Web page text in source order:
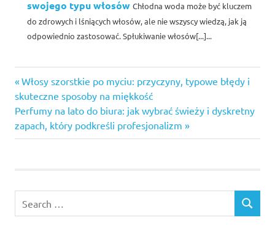
swojego typu włosów Chłodna woda może być kluczem
do zdrowych i lśniących włosów, ale nie wszyscy wiedzą, jak ją
odpowiednio zastosować. Spłukiwanie włosów[...]...
Nawigacja
wpisu
Previous
Post:
Włosy szorstkie po myciu: przyczyny, typowe błędy i
skuteczne sposoby na miękkość
Next
Post:
Perfumy na lato do biura: jak wybrać świeży i dyskretny
zapach, który podkreśli profesjonalizm